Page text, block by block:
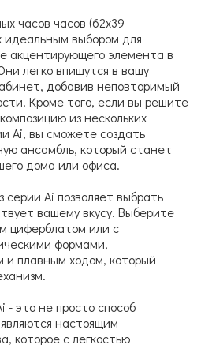
часов часов (62х39
выбором для
акцентирующего элемента в
легко впишутся в вашу
добавив неповторимый
Кроме того, если вы решите
из нескольких
Ai, вы сможете создать
ансамбль, который станет
дома или офиса.
серии Ai позволяет выбрать
вашему вкусу. Выберите
циферблатом или с
формами,
плавным ходом, который
это не просто способ
настоящим
которое с легкостью